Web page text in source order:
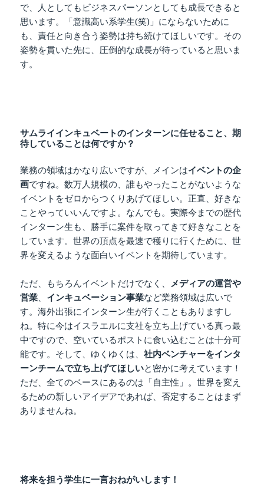
で、人としてもビジネスパーソンとしても成長できると
思います。「意識高い系学生(笑)」にならないために
も、責任と向き合う姿勢は持ち続けてほしいです。その
姿勢を貫いた先に、圧倒的な成長が待っていると思いま
す。
サムライインキュベートのインターンに任せること、期
待していることは何ですか？
業務の領域はかなり広いですが、メインはイベントの企
画ですね。数万人規模の、誰もやったことがないような
イベントをゼロからつくりあげてほしい。正直、好きな
ことやっていいんですよ。なんでも。実際今までの歴代
インターン生も、勝手に案件を取ってきて好きなことを
しています。世界の頂点を最速で穫りに行くために、世
界を変えるような面白いイベントを期待しています。
ただ、もちろんイベントだけでなく、
メディアの運営や
営業
インキュベーション事業など業務領域は広いで
す。海外出張にインターン生が行くこともありますし
ね。特に今はイスラエルに支社を立ち上げている真っ最
中ですので、空いているポストに食い込むことは十分可
能です。そして、ゆくゆくは、社内ベンチャーをインタ
ーンチームで立ち上げてほしいと密かに考えています！
ただ、全てのベースにあるのは「自主性」。世界を変え
るための新しいアイデアであれば、否定することはまず
ありませんね。
将来を担う学生に一言おねがいします！